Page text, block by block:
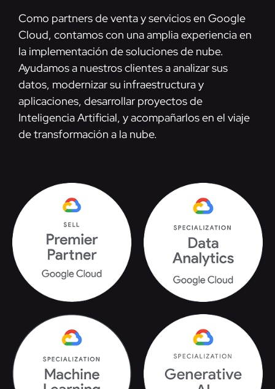
Como partners de venta y servicios en Google
Cloud, contamos con una amplia experiencia en
la implementación de soluciones de nube.
Ayudamos a nuestros clientes a analizar sus
datos, modernizar su infraestructura y
aplicaciones, desarrollar proyectos de
Inteligencia Artificial, y acompañarlos en el viaje
de transformación a la nube.